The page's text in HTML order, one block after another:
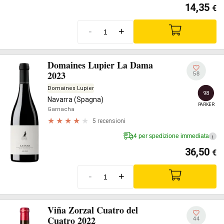
14,35 €
- +
Domaines Lupier La Dama
2023
Domaines Lupier
Navarra (Spagna)
Garnacha
5 recensioni
58
98
PARKER
4 per spedizione immediata i
36,50 €
- +
Viña Zorzal Cuatro del
Cuatro 2022
44